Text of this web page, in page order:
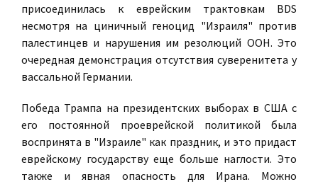
присоединилась к еврейским трактовкам BDS
несмотря на циничный геноцид "Израиля" против
палестинцев и нарушения им резолюций ООН. Это
очередная демонстрация отсутствия суверенитета у
вассальной Германии.
Победа Трампа на президентских выборах в США с
его постоянной проеврейской политикой была
воспринята в "Израиле" как праздник, и это придаст
еврейскому государству еще больше наглости. Это
также и явная опасность для Ирана. Можно